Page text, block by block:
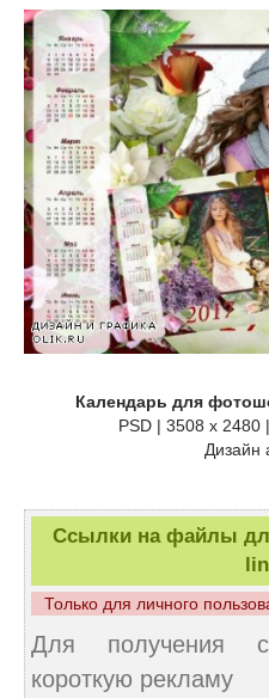
Календарь для
PSD | 3508 x
Дизайн
Ссылки на файлы
Только для личного
Для получения
короткую рекламу